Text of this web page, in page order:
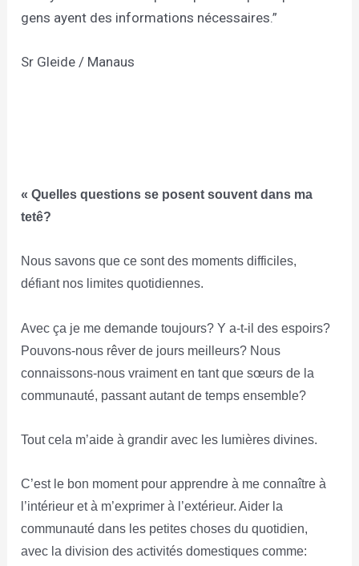
gens ayent des informations nécessaires.”
Sr Gleide / Manaus
« Quelles questions se posent souvent dans ma
tetê?
Nous savons que ce sont des moments difficiles,
défiant nos limites quotidiennes.
Avec ça je me demande toujours? Y a-t-il des espoirs?
Pouvons-nous rêver de jours meilleurs? Nous
connaissons-nous vraiment en tant que sœurs de la
communauté, passant autant de temps ensemble?
Tout cela m’aide à grandir avec les lumières divines.
C’est le bon moment pour apprendre à me connaître à
l’intérieur et à m’exprimer à l’extérieur. Aider la
communauté dans les petites choses du quotidien,
avec la division des activités domestiques comme: